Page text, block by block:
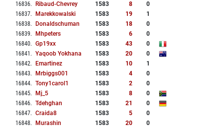
16836. Ribaud-Chevrey 1583 8
0
16837. Marekkowalski 1583 19
1
16838. Donaldschuman 1583 18
0
16839. Mhpeters 1583 6
0
16840. Gp19xx 1583 43
0
16841 . Yaqoob Yokhana 1583 20
0
16842. Emartinez 1583 10
1
16843. Mrbiggs001 1583 4
0
16844. Tony1carol1 1583 2
0
16845. Mj_5 1583 8
0
16846. Tdehghan 1583 21
0
16847. Craida8 1583 5
0
16848. Murashin 1583 20
0